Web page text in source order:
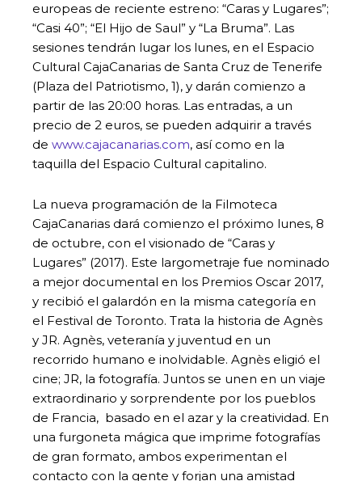
europeas de reciente estreno: “Caras y Lugares”;
“Casi 40”; “El Hijo de Saul” y “La Bruma”. Las
sesiones tendrán lugar los lunes, en el Espacio
Cultural CajaCanarias de Santa Cruz de Tenerife
(Plaza del Patriotismo, 1), y darán comienzo a
partir de las 20:00 horas. Las entradas, a un
precio de 2 euros, se pueden adquirir a través
de www.cajacanarias.com, así como en la
taquilla del Espacio Cultural capitalino.
La nueva programación de la Filmoteca
CajaCanarias dará comienzo el próximo lunes, 8
de octubre, con el visionado de “Caras y
Lugares” (2017). Este largometraje fue nominado
a mejor documental en los Premios Oscar 2017,
y recibió el galardón en la misma categoría en
el Festival de Toronto. Trata la historia de Agnès
y JR. Agnès, veteranía y juventud en un
recorrido humano e inolvidable. Agnès eligió el
cine; JR, la fotografía. Juntos se unen en un viaje
extraordinario y sorprendente por los pueblos
de Francia, basado en el azar y la creatividad. En
una furgoneta mágica que imprime fotografías
de gran formato, ambos experimentan el
contacto con la gente y forjan una amistad